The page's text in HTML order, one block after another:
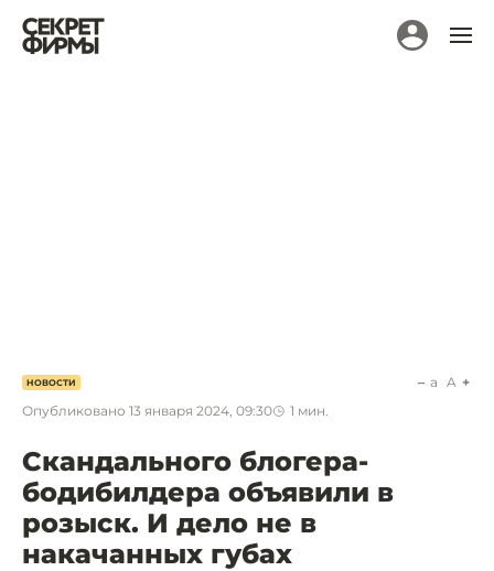
НОВОСТИ
Опубликовано 13 января 2024, 09:30 1 мин.
a A
Скандального блогера-
бодибилдера объявили в
розыск. И дело не в
накачанных губах